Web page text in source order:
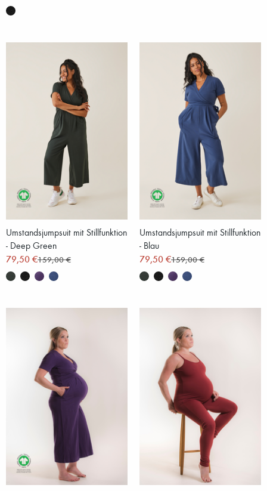
Umstandsjumpsuit mit Stillfunktion
- Deep Green
79,50 €159,00 €
Umstandsjumpsuit mit Stillfunktion
- Blau
79,50 €159,00 €